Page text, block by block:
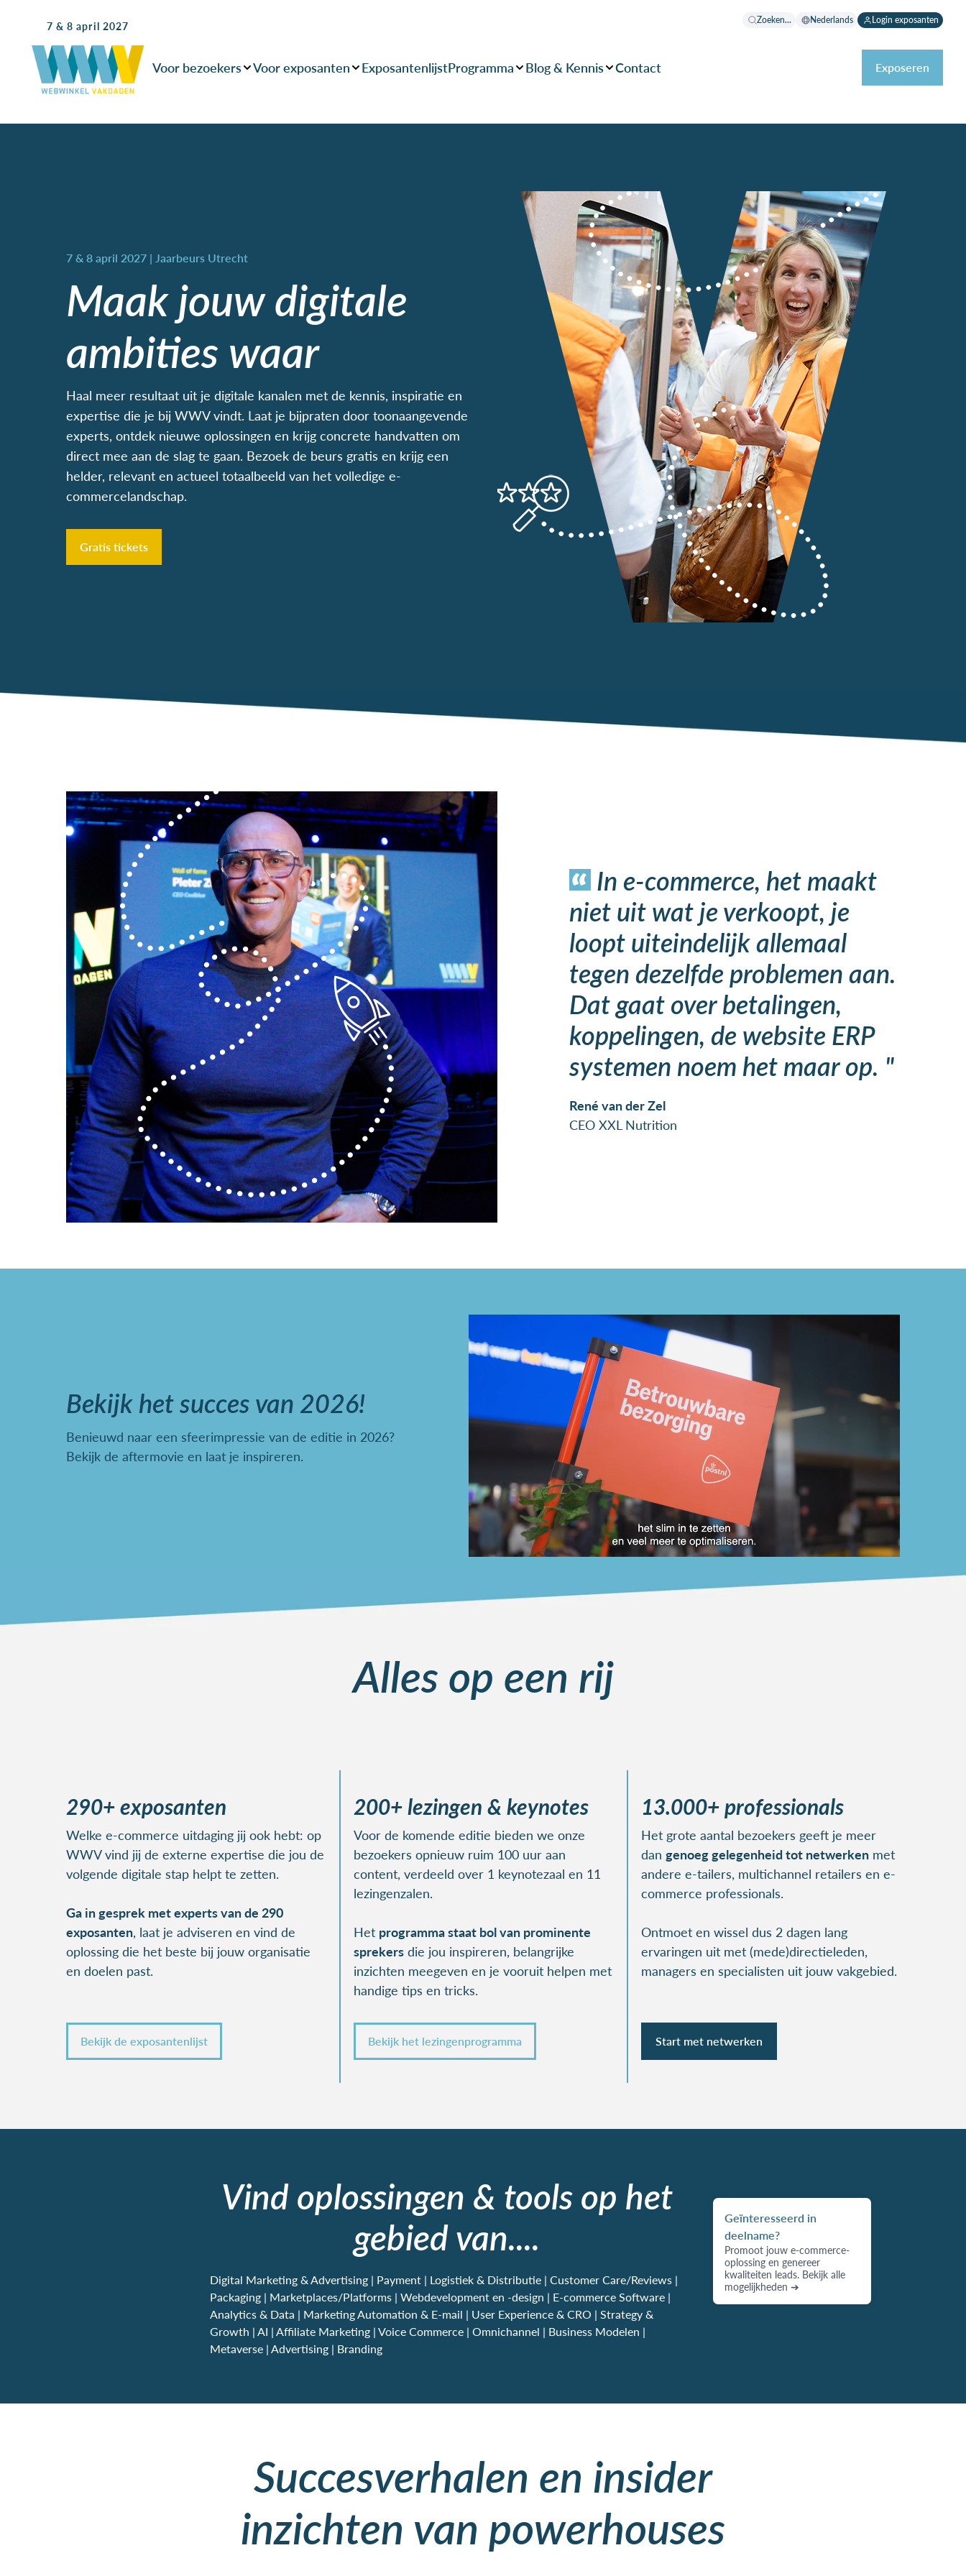
Zoeken... Nederlands Login exposanten
7 & 8 april 2027
Voor bezoekers Voor exposanten ExposantenlijstProgramma Blog & Kennis Contact Exposeren
Maak jouw digitale
ambities waar
Haal meer resultaat uit je digitale kanalen met de kennis, inspiratie en
expertise die je bij WWV vindt. Laat je bijpraten door toonaangevende
experts, ontdek nieuwe oplossingen en krijg concrete handvatten om
direct mee aan de slag te gaan. Bezoek de beurs gratis en krijg een
helder, relevant en actueel totaalbeeld van het volledige e-
commercelandschap.
Gratis tickets
In e-commerce, het maakt
niet uit wat je verkoopt, je
loopt uiteindelijk allemaal
tegen dezelfde problemen aan.
Dat gaat over betalingen,
koppelingen, de website ERP
systemen noem het maar op. "
René van der Zel
CEO XXL Nutrition
Bekijk het succes van 2026!
Benieuwd naar een sfeerimpressie van de editie in 2026?
Bekijk de aftermovie en laat je inspireren.
Alles op een rij
290+ exposanten
Welke e-commerce uitdaging jij ook hebt: op
WWV vind jij de externe expertise die jou de
volgende digitale stap helpt te zetten.
Ga in gesprek met experts van de 290
exposanten, laat je adviseren en vind de
oplossing die het beste bij jouw organisatie
en doelen past.
Bekijk de exposantenlijst
200+ lezingen & keynotes
Voor de komende editie bieden we onze
bezoekers opnieuw ruim 100 uur aan
content, verdeeld over 1 keynotezaal en 11
lezingenzalen.
Het programma staat bol van prominente
sprekers die jou inspireren, belangrijke
inzichten meegeven en je vooruit helpen met
handige tips en tricks.
Bekijk het lezingenprogramma
13.000+ professionals
Het grote aantal bezoekers geeft je meer
dan genoeg gelegenheid tot netwerkenmet
andere e-tailers, multichannel retailers en e-
commerce professionals.
Ontmoet en wissel dus 2 dagen lang
ervaringen uit met (mede)directieleden,
managers en specialisten uit jouw vakgebied.
Start met netwerken
Geïnteresseerd in
deelname?
Promoot jouw e-commerce-
oplossing en genereer
kwaliteiten leads. Bekijk alle
mogelijkheden ➔
Vind oplossingen & tools op het
gebied van....
Digital Marketing & Advertising | Payment | Logistiek & Distributie | Customer Care/Reviews |
Packaging | Marketplaces/Platforms | Webdevelopment en -design | E-commerce Software |
Analytics & Data | Marketing Automation & E-mail | User Experience & CRO | Strategy &
Growth | AI | Affiliate Marketing | Voice Commerce | Omnichannel | Business Modelen |
Metaverse | Advertising | Branding
Succesverhalen en insider
inzichten van powerhouses